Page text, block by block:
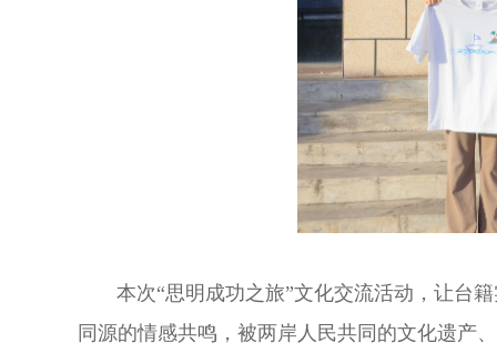
本次“思明成功之旅”文化交流活动，让台
同源的情感共鸣，被两岸人民共同的文化遗产